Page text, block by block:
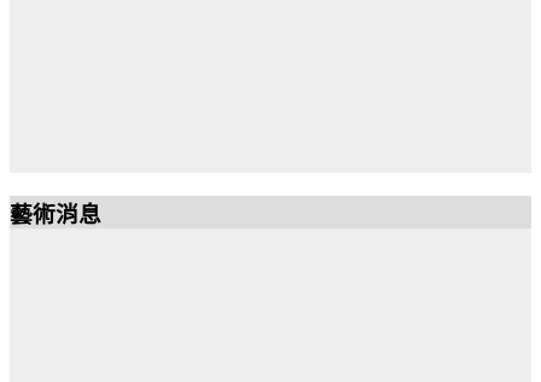
藝術消息